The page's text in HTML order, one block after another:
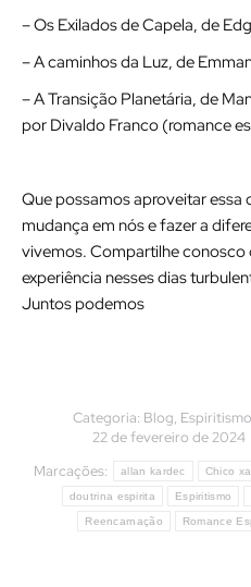
– Os Exilados de Capela, de
– A caminhos da Luz, de
– A Transição Planetária, de
por Divaldo Franco (romance
Que possamos aproveitar
mudança em nós e fazer a
vivemos. Compartilhe conosco
experiência nesses dias
Juntos podemos
Categoria: Blog, Espiritismo
22 de fevereiro de 2024
Marcações:
allan kardec Chico
doutrina espirita Espiritismo
Reencarnação Romance